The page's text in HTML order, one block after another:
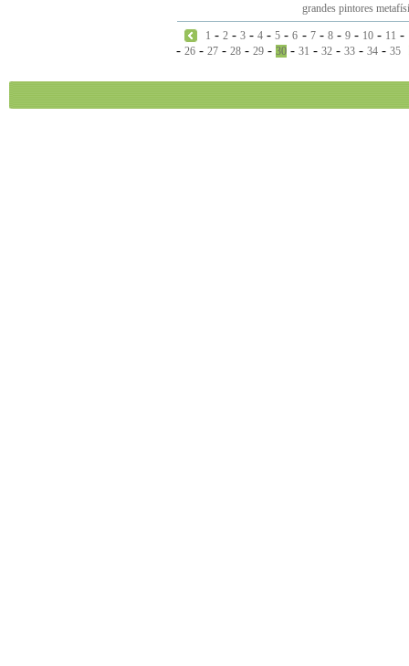
grandes pintores
1 -2 -3 -4 -5 -6 - 7- 8- 9- 10- 11 -
- 26 - 27 - 28 - 29 - 30 - 31 - 32 - 33 - 34 - 35